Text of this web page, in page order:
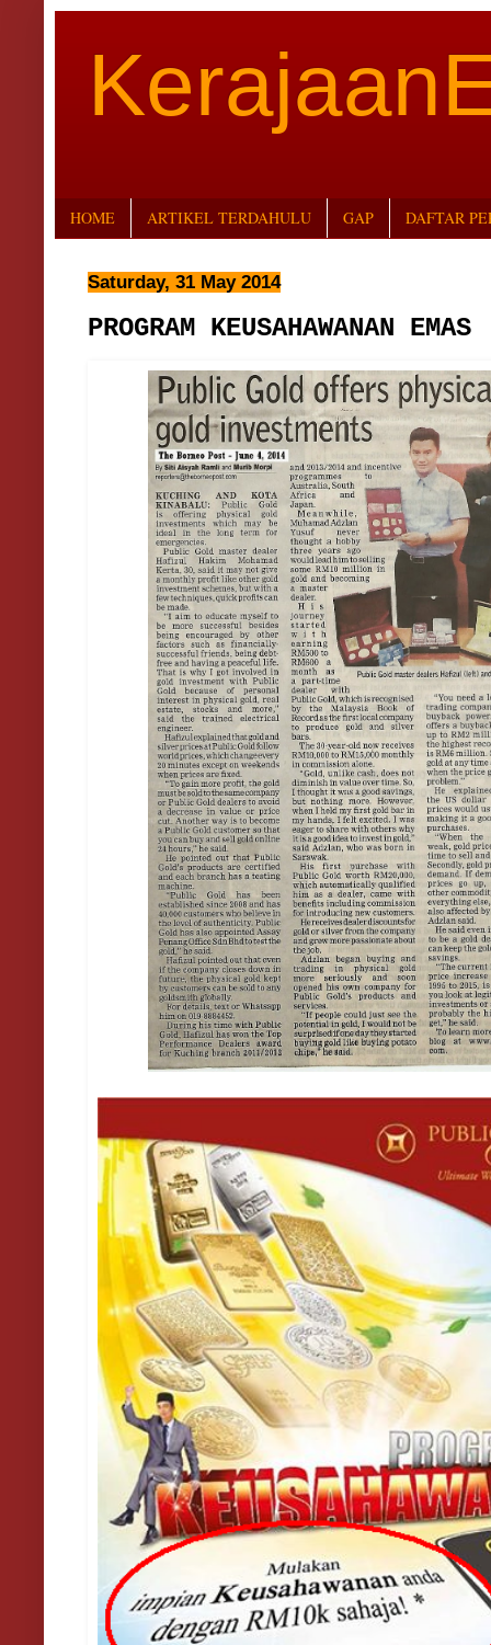
HOME ARTIKEL TERDAHULU GAP DAFTAR
Saturday, 31 May 2014
PROGRAM KEUSAHAWANAN